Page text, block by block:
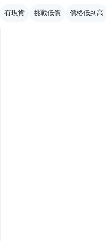
有現貨 挑戰低價 價格低到高